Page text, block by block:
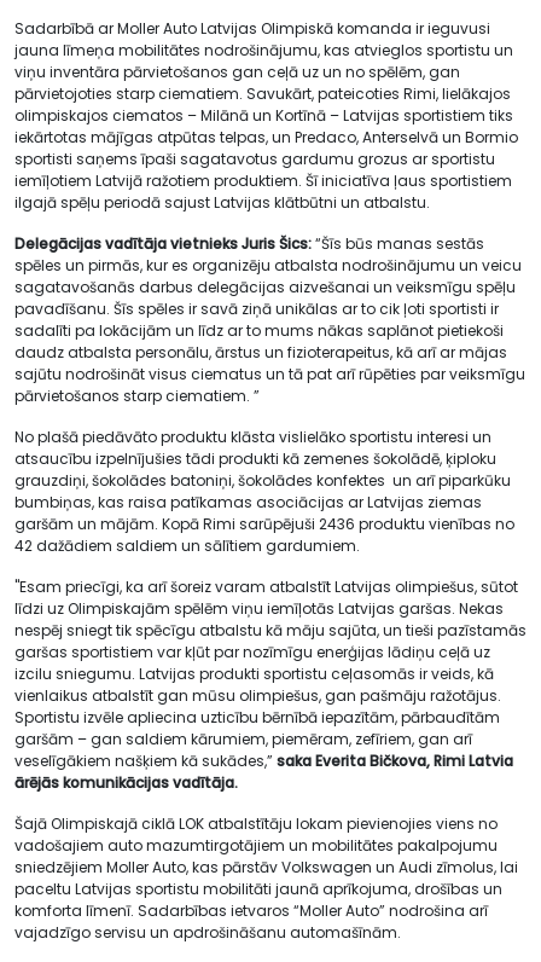
Sadarbībā ar Moller Auto Latvijas Olimpiskā komanda ir ieguvusi
jauna līmeņa mobilitātes nodrošinājumu, kas atvieglos sportistu un
viņu inventāra pārvietošanos gan ceļā uz un no spēlēm, gan
pārvietojoties starp ciematiem. Savukārt, pateicoties Rimi, lielākajos
olimpiskajos ciematos – Milānā un Kortīnā – Latvijas sportistiem tiks
iekārtotas mājīgas atpūtas telpas, un Predaco, Anterselvā un Bormio
sportisti saņems īpaši sagatavotus gardumu grozus ar sportistu
iemīļotiem Latvijā ražotiem produktiem. Šī iniciatīva ļaus sportistiem
ilgajā spēļu periodā sajust Latvijas klātbūtni un atbalstu.
Delegācijas vadītāja vietnieks Juris Šics:“Šīs būs manas sestās
spēles un pirmās, kur es organizēju atbalsta nodrošinājumu un veicu
sagatavošanās darbus delegācijas aizvešanai un veiksmīgu spēļu
pavadīšanu. Šīs spēles ir savā ziņā unikālas ar to cik ļoti sportisti ir
sadalīti pa lokācijām un līdz ar to mums nākas saplānot pietiekoši
daudz atbalsta personālu, ārstus un fizioterapeitus, kā arī ar mājas
sajūtu nodrošināt visus ciematus un tā pat arī rūpēties par veiksmīgu
pārvietošanos starp ciematiem. ”
No plašā piedāvāto produktu klāsta vislielāko sportistu interesi un
atsaucību izpelnījušies tādi produkti kā zemenes šokolādē, ķiploku
grauzdiņi, šokolādes batoniņi, šokolādes konfektes un arī piparkūku
bumbiņas, kas raisa patīkamas asociācijas ar Latvijas ziemas
garšām un mājām. Kopā Rimi sarūpējuši 2436 produktu vienības no
42 dažādiem saldiem un sālītiem gardumiem.
"Esam priecīgi, ka arī šoreiz varam atbalstīt Latvijas olimpiešus, sūtot
līdzi uz Olimpiskajām spēlēm viņu iemīļotās Latvijas garšas. Nekas
nespēj sniegt tik spēcīgu atbalstu kā māju sajūta, un tieši pazīstamās
garšas sportistiem var kļūt par nozīmīgu enerģijas lādiņu ceļā uz
izcilu sniegumu. Latvijas produkti sportistu ceļasomās ir veids, kā
vienlaikus atbalstīt gan mūsu olimpiešus, gan pašmāju ražotājus.
Sportistu izvēle apliecina uzticību bērnībā iepazītām, pārbaudītām
garšām – gan saldiem kārumiem, piemēram, zefīriem, gan arī
veselīgākiem našķiem kā sukādes,” saka Everita Bičkova, Rimi Latvia
ārējās komunikācijas vadītāja.
Šajā Olimpiskajā ciklā LOK atbalstītāju lokam pievienojies viens no
vadošajiem auto mazumtirgotājiem un mobilitātes pakalpojumu
sniedzējiem Moller Auto, kas pārstāv Volkswagen un Audi zīmolus, lai
paceltu Latvijas sportistu mobilitāti jaunā aprīkojuma, drošības un
komforta līmenī. Sadarbības ietvaros “Moller Auto” nodrošina arī
vajadzīgo servisu un apdrošināšanu automašīnām.